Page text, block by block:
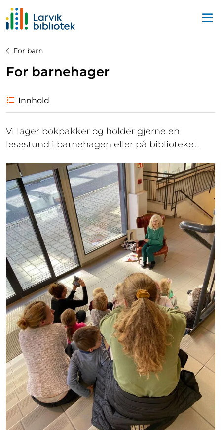
For barn
For barnehager
Innhold
Vi lager bokpakker og holder gjerne en
lesestund i barnehagen eller på biblioteket.